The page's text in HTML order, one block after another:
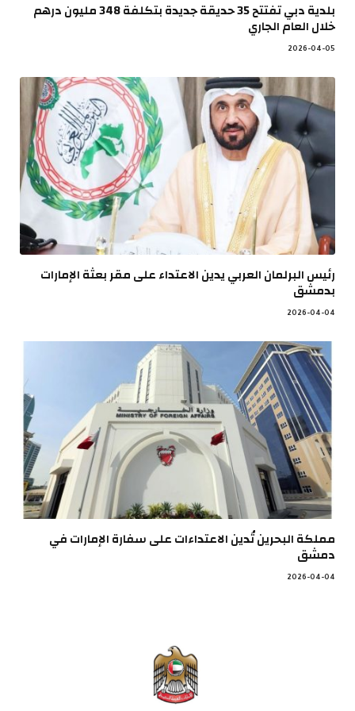
بلدية دبي تفتتح 35 حديقة جديدة بتكلفة 348 مليون درهم
خلال العام الجاري
2026-04-05
رئيس البرلمان العربي يدين الاعتداء على مقر بعثة الإمارات
بدمشق
2026-04-04
مملكة البحرين تُدين الاعتداءات على سفارة الإمارات في
دمشق
2026-04-04